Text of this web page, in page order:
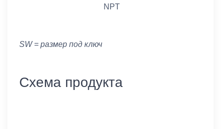
NPT
SW = размер под ключ
Схема продукта